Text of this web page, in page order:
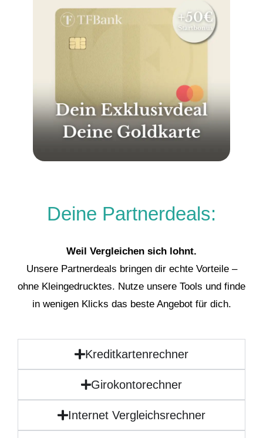
Deine Partnerdeals:
Weil Vergleichen sich lohnt.
Unsere Partnerdeals bringen dir echte Vorteile –
ohne Kleingedrucktes. Nutze unsere Tools und finde
in wenigen Klicks das beste Angebot für dich.
Kreditkartenrechner
Girokontorechner
Internet Vergleichsrechner